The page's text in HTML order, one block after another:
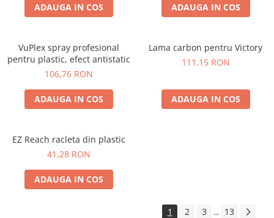
ADAUGA IN COS ADAUGA IN COS
VuPlex spray profesional
pentru plastic, efect antistatic
106,76 RON
ADAUGA IN COS
Lama carbon pentru Victory
111,15 RON
ADAUGA IN COS
EZ Reach racleta din plastic
41,28 RON
ADAUGA IN COS
1 2 3 ... 13